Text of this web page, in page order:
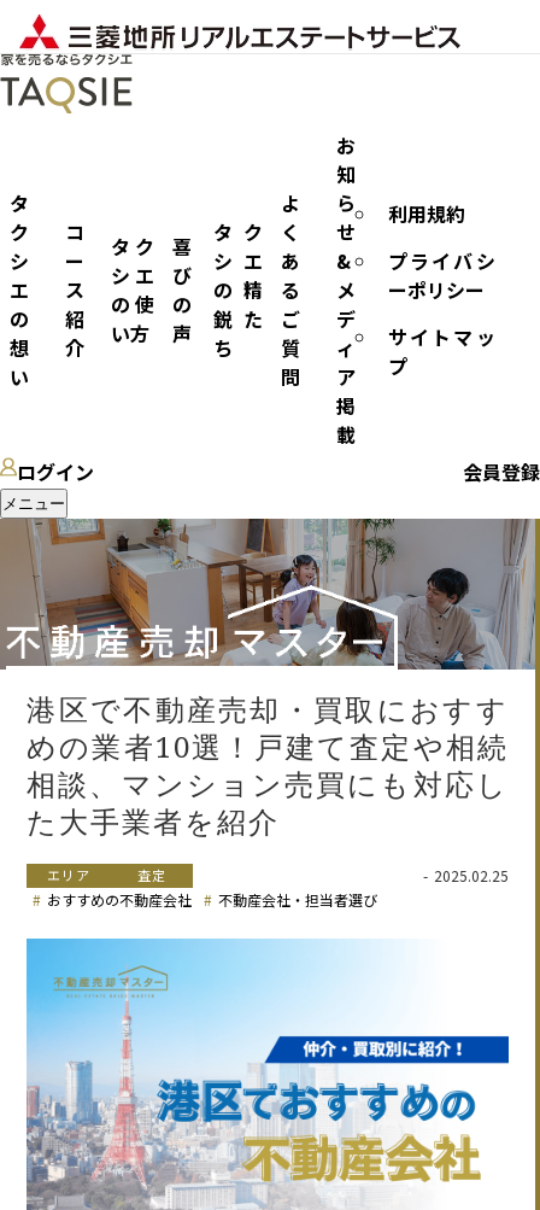
タ
ク
シ
エ
の
想
い
コ
ー
ス
紹
介
タク
シエ
の使
い方
喜
び
の
声
タク
シエ
の精
鋭た
ち
よ
く
あ
る
ご
質
問
お
知
ら
せ
&
メ
デ
ィ
ア
掲
載
利用規約
プライバシ
ーポリシー
サイトマッ
プ
ログイン 会員登録
メニュー
港区で不動産売却・買取におすす
めの業者10選！戸建て査定や相続
相談、マンション売買にも対応し
た大手業者を紹介
エリア 査定
おすすめの不動産会社 不動産会社・担当者選び
2025.02.25